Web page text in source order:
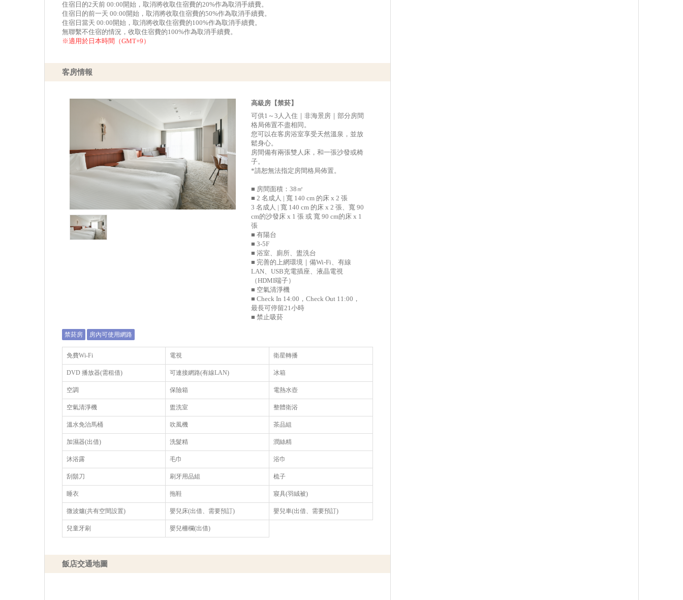
住宿日的2天前 00:00開始，取消將收取住宿費的20%作為取消手續費。
住宿日的前一天 00:00開始，取消將收取住宿費的50%作為取消手續費。
住宿日當天 00:00開始，取消將收取住宿費的100%作為取消手續費。
無聯繫不住宿的情況，收取住宿費的100%作為取消手續費。
※適用於日本時間（GMT+9）
客房情報
高級房【禁菸】
可供1～3人入住｜非海景房｜部分房間
格局佈置不盡相同。
您可以在客房浴室享受天然溫泉，並放
鬆身心。
房間備有兩張雙人床，和一張沙發或椅
子。
*請恕無法指定房間格局佈置。
■ 房間面積：38㎡
■ 2 名成人 | 寬 140 cm 的床 x 2 張
3 名成人 | 寬 140 cm 的床 x 2 張、寬 90
cm的沙發床 x 1 張 或 寬 90 cm的床 x 1
張
■ 有陽台
■ 3-5F
■ 浴室、廁所、盥洗台
■ 完善的上網環境｜備Wi-Fi、有線
LAN、USB充電插座、液晶電視
（HDMI端子）
■ 空氣清淨機
■ Check In 14:00，Check Out 11:00，
最長可停留21小時
■ 禁止吸菸
禁菸房 房內可使用網路
免費Wi-Fi 電視 衛星轉播
DVD 播放器(需租借) 可連接網路(有線LAN) 冰箱
空調 保險箱 電熱水壺
空氣清淨機 盥洗室 整體衛浴
溫水免治馬桶 吹風機 茶品組
加濕器(出借) 洗髮精 潤絲精
沐浴露 毛巾 浴巾
刮鬍刀 刷牙用品組 梳子
睡衣 拖鞋 寢具(羽絨被)
微波爐(共有空間設置) 嬰兒床(出借、需要預訂) 嬰兒車(出借、需要預訂)
兒童牙刷 嬰兒柵欄(出借)
飯店交通地圖